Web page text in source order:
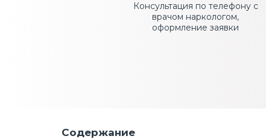
Консультация по телефону с
врачом наркологом,
оформление заявки
Содержание